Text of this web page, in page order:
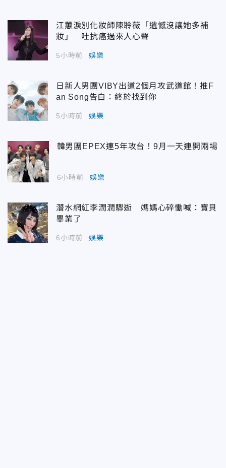
江蕙淚別化妝師陳聆薇「遺憾沒讓她多補
妝」 吐抗癌過來人心聲
5小時前 娛樂
日新人男團VIBY出道2個月攻武道館！推F
an Song告白：終於找到你
5小時前 娛樂
韓男團EPEX連5年攻台！9月一天連開兩場
6小時前 娛樂
潛水網紅李潤潤驟逝 媽媽心碎慟喊：寶貝
畢業了
6小時前 娛樂